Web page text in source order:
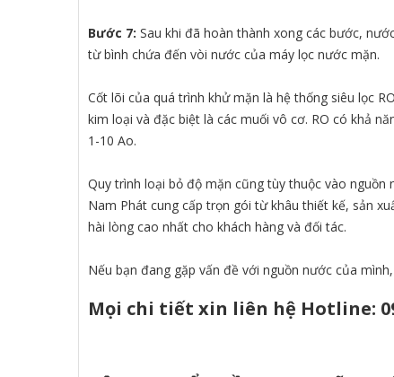
Bước 7: Sau khi đã hoàn thành xong các bước,
từ bình chứa đến vòi nước của máy lọc nước mặn.
Cốt lõi của quá trình khử mặn là hệ thống siêu lọc
kim loại và đặc biệt là các muối vô cơ. RO có khả
1-10 Ao.
Quy trình loại bỏ độ mặn cũng tùy thuộc vào
Nam Phát cung cấp trọn gói từ khâu thiết kế, sản
hài lòng cao nhất cho khách hàng và đối tác.
Nếu bạn đang gặp vấn đề với nguồn nước của
Mọi chi tiết xin liên hệ Hotline: